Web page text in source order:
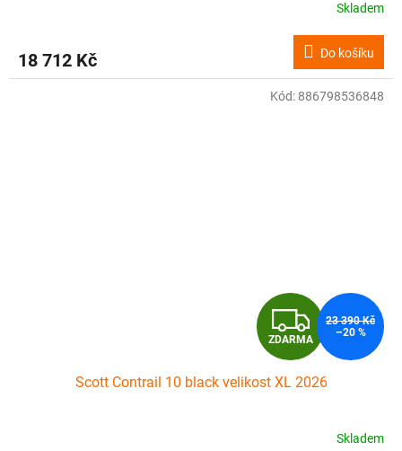
M
A
Skladem
18 712 Kč Do košíku
Z
D
A
ZDARMA
23 390 Kč
–20 %
Scott Contrail 10 black velikost XL 2026
Skladem
Kód: 886798536848